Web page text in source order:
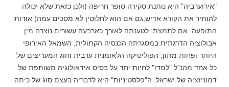
"אירוערביה" היא נותנת סקירה סופר חריפה (ולכן כזאת שלא יכולה
להותיר את הקורא אדיש,גם אם הוא לחלוטין לא מסכים עמה) אודות
התופעה. אם לתמצת: לטענתה לאורך כארבעה עשורים נוצרה מין
אבולוציה הדרגתית במסגרתה הכנסיה הקתולית, השמאל האירופי
היותר ופחות מתון, הפוליטיקה הלאומנית ערבית וחוג המעריצים של
כל אחד מהנ"ל "למדו" לחיות יחד על בסיס אידאולוגיה משותפת של
דמוניזציה של ישראל. ה"פלסטיניות" היא לדבריה בעצם סוג של כיתה